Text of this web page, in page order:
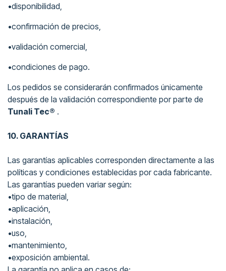
•disponibilidad,
•confirmación de precios,
•validación comercial,
•condiciones de pago.
Los pedidos se considerarán confirmados únicamente
después de la validación correspondiente por parte de
Tunali Tec® .
10. GARANTÍAS
Las garantías aplicables corresponden directamente a las
políticas y condiciones establecidas por cada fabricante.
Las garantías pueden variar según:
•tipo de material,
•aplicación,
•instalación,
•uso,
•mantenimiento,
•exposición ambiental.